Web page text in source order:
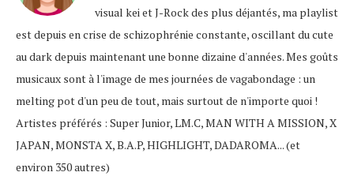
visual kei et J-Rock des plus déjantés, ma playlist
est depuis en crise de schizophrénie constante, oscillant du cute
au dark depuis maintenant une bonne dizaine d'années. Mes goûts
musicaux sont à l'image de mes journées de vagabondage : un
melting pot d'un peu de tout, mais surtout de n'importe quoi !
Artistes préférés : Super Junior, LM.C, MAN WITH A MISSION, X
JAPAN, MONSTA X, B.A.P, HIGHLIGHT, DADAROMA... (et
environ 350 autres)